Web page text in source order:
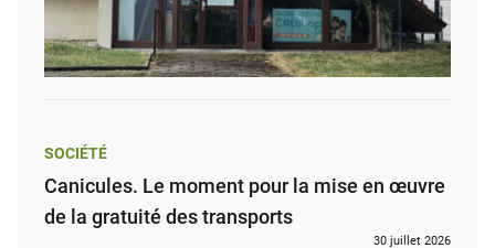
SOCIÉTÉ
Canicules. Le moment pour la mise en œuvre
de la gratuité des transports
30 juillet 2026